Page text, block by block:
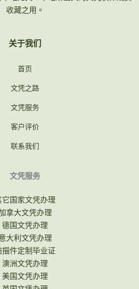
收藏之用。
关于我们
首页
文凭之路
文凭服务
客户评价
联系我们
文凭服务
它国家文凭办理
拿大文凭办理
德国文凭办理
大利文凭办理
描件定制毕业证
澳洲文凭办理
美国文凭办理